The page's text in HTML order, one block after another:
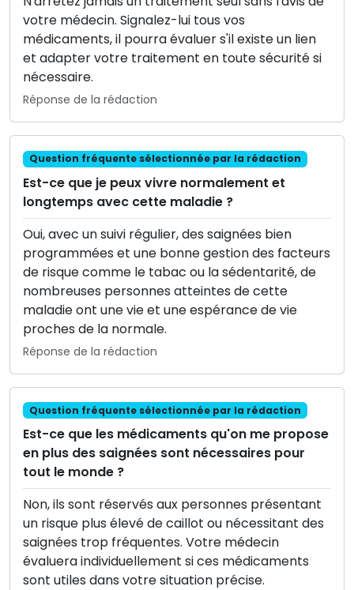
votre médecin. Signalez-lui tous vos
médicaments, il pourra évaluer s'il existe un lien
et adapter votre traitement en toute sécurité si
nécessaire.
Réponse de la rédaction
Question fréquente sélectionnée par la rédaction
Est-ce que je peux vivre normalement et
longtemps avec cette maladie ?
Oui, avec un suivi régulier, des saignées bien
programmées et une bonne gestion des facteurs
de risque comme le tabac ou la sédentarité, de
nombreuses personnes atteintes de cette
maladie ont une vie et une espérance de vie
proches de la normale.
Réponse de la rédaction
Question fréquente sélectionnée par la rédaction
Est-ce que les médicaments qu'on me propose
en plus des saignées sont nécessaires pour
tout le monde ?
Non, ils sont réservés aux personnes présentant
un risque plus élevé de caillot ou nécessitant des
saignées trop fréquentes. Votre médecin
évaluera individuellement si ces médicaments
sont utiles dans votre situation précise.